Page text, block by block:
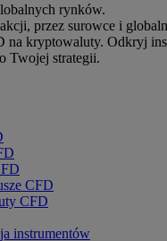
rynków.
przez surowce i
na kryptowaluty. Odkryj
Twojej strategii.
CFD
CFD
instrumentów